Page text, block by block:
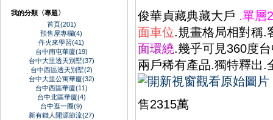
我的分類〈專題〉
首頁(201)
預售屋專欄(4)
作火來學習(41)
台中南屯華廈(19)
台中大里透天別墅(37)
台中西區透天別墅(2)
台中大里公寓華廈(32)
台中西區華廈(11)
台中北區華廈(4)
台中逛一圈(9)
新有錢人開源節流(27)
俊華貞藏典藏大戶 .單層
面車位.規畫格局相對稱.
面環繞.幾乎可見360度
兩戶稀有產品.獨特釋出.
售2315萬